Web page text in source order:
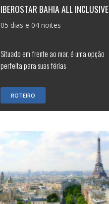
IBEROSTAR BAHIA ALL INCLUSIVE
05 dias e 04 noites
Situado em frente ao mar, é uma opção
perfeita para suas férias
ROTEIRO